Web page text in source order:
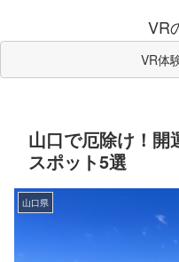
VR
VR体
山口で厄除け！開
スポット5選
山口県